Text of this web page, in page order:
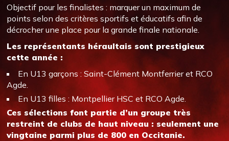
Objectif pour les finalistes : marquer un maximum de
points selon des critères sportifs et éducatifs afin de
décrocher une place pour la grande finale nationale.
Les représentants héraultais sont prestigieux
cette année :
En U13 garçons : Saint-Clément Montferrier et RCO
Agde.
En U13 filles : Montpellier HSC et RCO Agde.
Ces sélections font partie d’un groupe très
restreint de clubs de haut niveau : seulement une
vingtaine parmi plus de 800 en Occitanie.